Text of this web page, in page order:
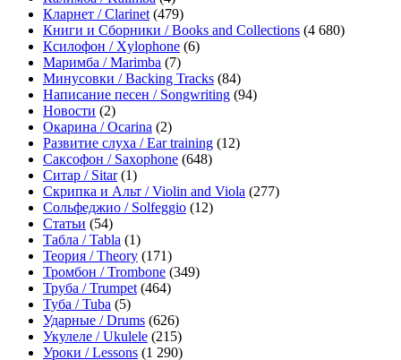
Кларнет / Clarinet (479)
Книги и Сборники / Books and Collections (4 680)
Ксилофон / Xylophone (6)
Маримба / Marimba (7)
Минусовки / Backing Tracks (84)
Написание песен / Songwriting (94)
Новости (2)
Окарина / Ocarina (2)
Развитие слуха / Ear training (12)
Саксофон / Saxophone (648)
Ситар / Sitar(1)
Скрипка и Альт / Violin and Viola (277)
Сольфеджио / Solfeggio (12)
Статьи (54)
Табла / Tabla (1)
Теория / Theory (171)
Тромбон / Trombone (349)
Труба / Trumpet (464)
Туба / Tuba (5)
Ударные / Drums (626)
Укулеле / Ukulele (215)
Уроки / Lessons (1 290)